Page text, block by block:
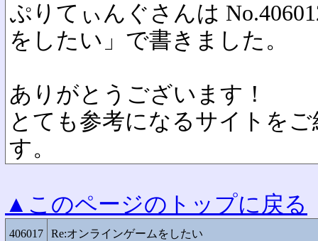
ぷりてぃんぐさんは
をしたい」で書きました。
ありがとうございます！
とても参考になるサイトを
す。
▲このページのトップに戻る
406017 Re:オンラインゲームをしたい